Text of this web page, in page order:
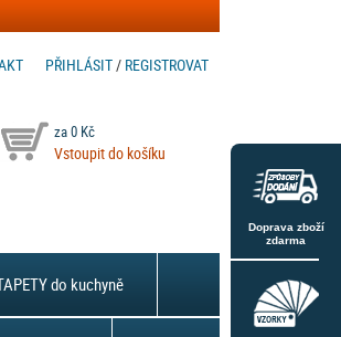
PŘIHLÁSIT/ REGISTROVAT
za 0 Kč
Vstoupit do košíku
do kuchyně
Doprava zboží
zdarma